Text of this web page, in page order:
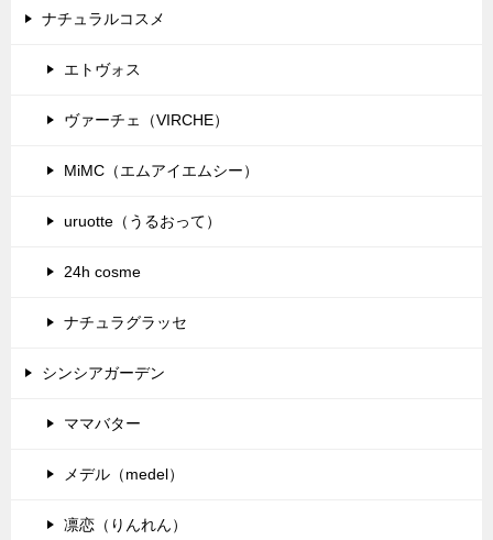
ナチュラルコスメ
エトヴォス
ヴァーチェ（VIRCHE）
MiMC（エムアイエムシー）
uruotte（うるおって）
24h cosme
ナチュラグラッセ
シンシアガーデン
ママバター
メデル（medel）
凛恋（りんれん）